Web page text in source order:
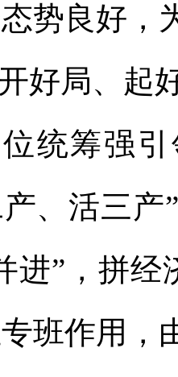
势良好，
好局、起
统筹强
、活三
进”，拼经
班作用，